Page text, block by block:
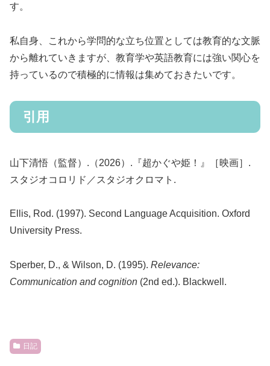
す。
私自身、これから学問的な立ち位置としては教育的な文脈
から離れていきますが、教育学や英語教育には強い関心を
持っているので積極的に情報は集めておきたいです。
引用
山下清悟（監督）.（2026）.『超かぐや姫！』［映画］.
スタジオコロリド／スタジオクロマト.
Ellis, Rod. (1997). Second Language Acquisition. Oxford
University Press.
Sperber, D., & Wilson, D. (1995). Relevance:
Communication and cognition (2nd ed.). Blackwell.
日記